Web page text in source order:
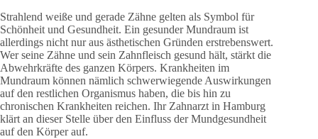
Strahlend weiße und gerade Zähne gelten als Symbol für
Schönheit und Gesundheit. Ein gesunder Mundraum ist
allerdings nicht nur aus ästhetischen Gründen erstrebenswert.
Wer seine Zähne und sein Zahnfleisch gesund hält, stärkt die
Abwehrkräfte des ganzen Körpers. Krankheiten im
Mundraum können nämlich schwerwiegende Auswirkungen
auf den restlichen Organismus haben, die bis hin zu
chronischen Krankheiten reichen. Ihr Zahnarzt in Hamburg
klärt an dieser Stelle über den Einfluss der Mundgesundheit
auf den Körper auf.